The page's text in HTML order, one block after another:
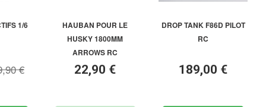
1/6
€
HAUBAN POUR LE
HUSKY 1800MM
ARROWS RC
22,90 €
DROP TANK F86D PILOT
RC
189,00 €